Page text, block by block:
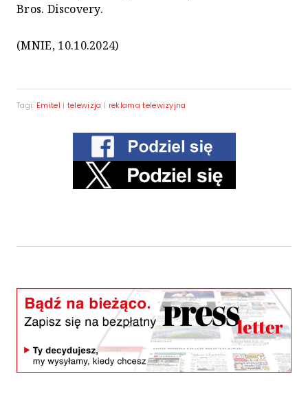
Bros. Discovery.
(MNIE, 10.10.2024)
Tagi: Emitel | telewizja | reklama telewizyjna